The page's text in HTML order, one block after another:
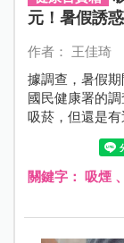
元！暑假誘
作者： 王佳琦
據調查，暑假
國民健康署的
吸菸，但還是有
以前就開始接觸
關鍵字： 吸煙、